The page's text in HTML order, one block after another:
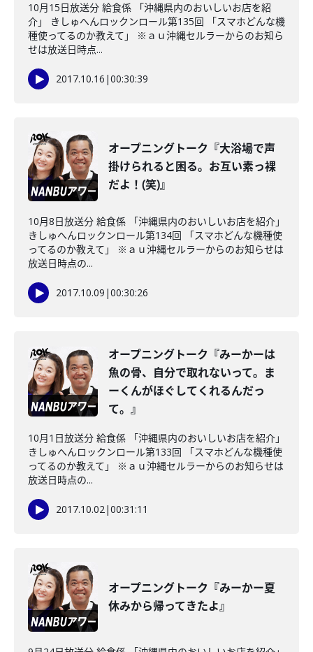
10月15日放送分 給食係 「沖縄県内のおいしいお店を紹
介」 きしゅへんロックンロール第135回 「スマホどんな機
種使ってるのか教えて」 ※ａｕ沖縄セルラーからのお知ら
せは放送日時点...
2017.10.16 |00:30:39
オープニングトーク『大浴場で声
掛けられると困る。お互い素っ裸
だよ！(笑)』
10月8日放送分 給食係 「沖縄県内のおいしいお店を紹介」
きしゅへんロックンロール第134回 「スマホどんな機種使
ってるのか教えて」 ※ａｕ沖縄セルラーからのお知らせは
放送日時点の...
2017.10.09 |00:30:26
オープニングトーク『みーかーは
魚の骨、自分で取れないって。ま
ーくんがほぐしてくれるんだっ
て。』
10月1日放送分 給食係 「沖縄県内のおいしいお店を紹介」
きしゅへんロックンロール第133回 「スマホどんな機種使
ってるのか教えて」 ※ａｕ沖縄セルラーからのお知らせは
放送日時点の...
2017.10.02|00:31:11
オープニングトーク『みーかー夏
休みから帰ってきたよ』